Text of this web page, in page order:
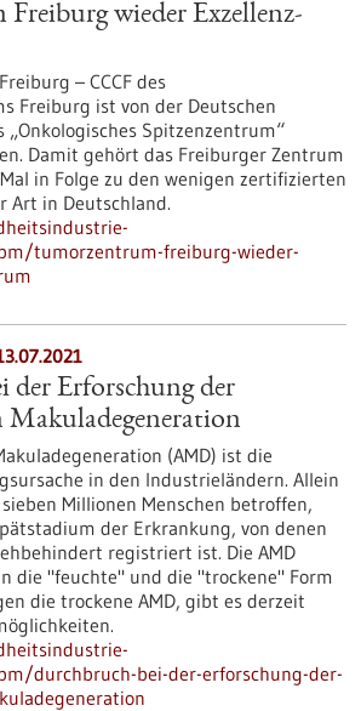
wieder Exzellenz-
– CCCF des
Freiburg ist von der Deutschen
„Onkologisches Spitzenzentrum“
Damit gehört das Freiburger Zentrum
in Folge zu den wenigen zertifizierten
Art in Deutschland.
tumorzentrum-freiburg-wieder-
der Erforschung der
Makuladegeneration
(AMD) ist die
in den Industrieländern. Allein
Millionen Menschen betroffen,
der Erkrankung, von denen
registriert ist. Die AMD
die "feuchte" und die "trockene" Form
die trockene AMD, gibt es derzeit
durchbruch-bei-der-erforschung-der-